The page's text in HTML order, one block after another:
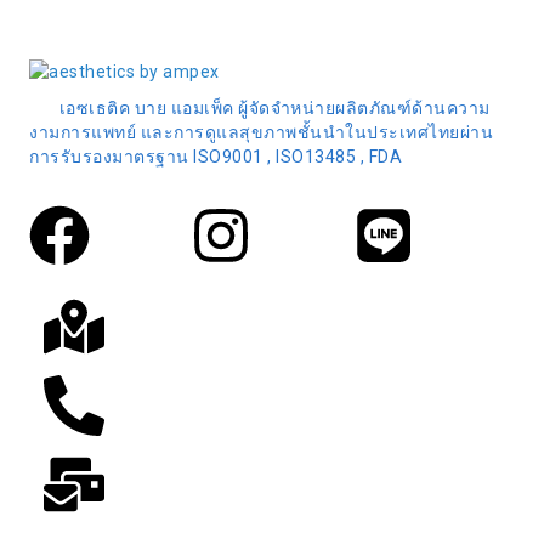
เอซเธติค บาย แอมเพ็ค ผู้จัดจำหน่ายผลิตภัณฑ์ด้านความ
งามการแพทย์ และการดูแลสุขภาพชั้นนำในประเทศไทยผ่าน
การรับรองมาตรฐาน ISO9001 , ISO13485 , FDA